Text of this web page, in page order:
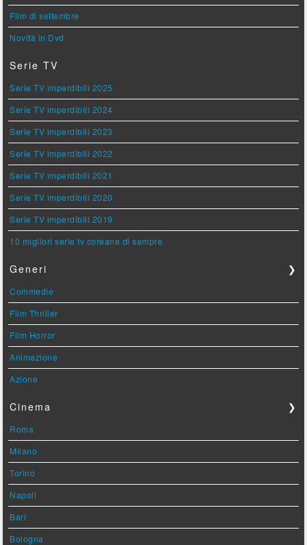
Film di settembre
Novità in Dvd
Serie TV
Serie TV imperdibili 2025
Serie TV imperdibili 2024
Serie TV imperdibili 2023
Serie TV imperdibili 2022
Serie TV imperdibili 2021
Serie TV imperdibili 2020
Serie TV imperdibili 2019
10 migliori serie tv coreane di sempre
Generi ❯
Commedie
Film Thriller
Film Horror
Animazione
Azione
Cinema ❯
Roma
Milano
Torino
Napoli
Bari
Bologna